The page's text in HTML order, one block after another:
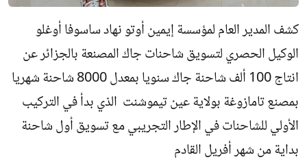
كشف المدير العام لمؤسسة إيمين أوتو نهاد ساسوفا أوغلو
الوكيل الحصري لتسويق شاحنات جاك المصنعة بالجزائر عن
انتاج 100 ألف شاحنة جاك سنويا بمعدل 8000 شاحنة شهريا
بمصنع تامازوغة بولاية عين تيموشنت الذي بدأ في التركيب
الأولي للشاحنات في الإطار التجريبي مع تسويق أول شاحنة
بداية من شهر أفريل القادم